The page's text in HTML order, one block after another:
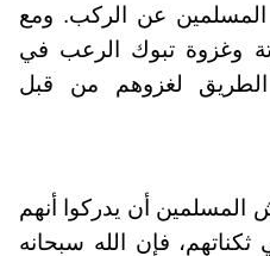
عن الركب. ومع
وغزوة تبوك الرعب في
لغزوهم من قبل
أن يدركوا أنهم
فإن الله سبحانه